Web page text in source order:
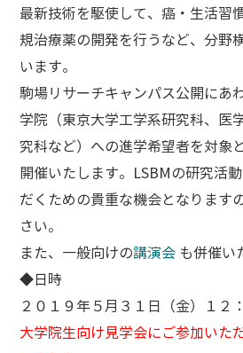
最新技術を駆使して、癌・生活習
規治療薬の開発を行うなど、分野
います。
駒場リサーチキャンパス公開にあ
学院（東京大学工学系研究科、医
究科など）への進学希望者を対象
開催いたします。LSBMの研究活
だくための貴重な機会となります
さい。
また、一般向けの講演会 も併催い
◆日時
２０１９年５月３１日（金）１２
大学院生向け見学会にご参加いた